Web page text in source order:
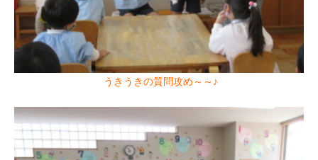
うきうきの質問攻め～～♪